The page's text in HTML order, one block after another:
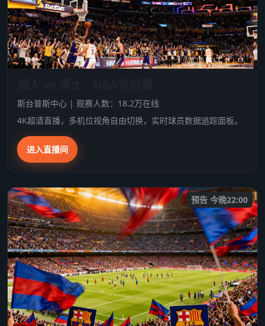
斯台普斯中心 | 观赛人数：18.2万在线
4K超清直播，多机位视角自由切换，实时球员数据追踪面板。
进入直播间
预告 今晚22:00